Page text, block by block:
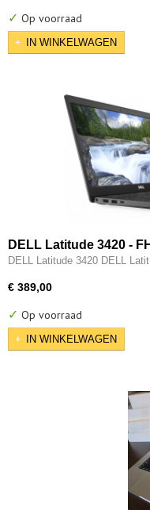
✓ Op voorraad
IN WINKELWAGEN
DELL Latitude 3420 -
- 256GB - Intel Iris XE -
DELL Latitude 3420 DELL
€ 389,00
✓ Op voorraad
IN WINKELWAGEN